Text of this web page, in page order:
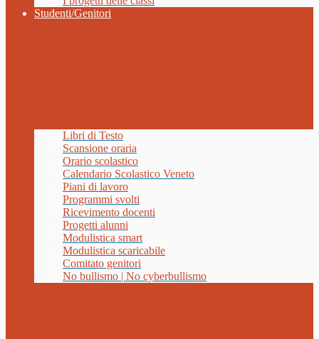
Studenti/Genitori
Libri di Testo
Scansione oraria
Orario scolastico
Calendario Scolastico Veneto
Piani di lavoro
Programmi svolti
Ricevimento docenti
Progetti alunni
Modulistica smart
Modulistica scaricabile
Comitato genitori
No bullismo | No cyberbullismo